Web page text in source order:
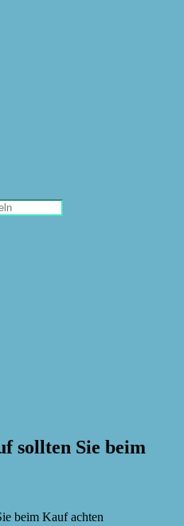
sollten Sie beim